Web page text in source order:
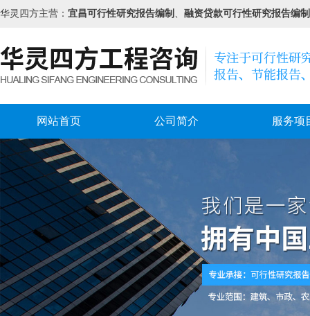
华灵四方主营： 宜昌可行性研究报告编制 、 融资贷款可行性研究报告编制
网站首页 公司简介 服务项